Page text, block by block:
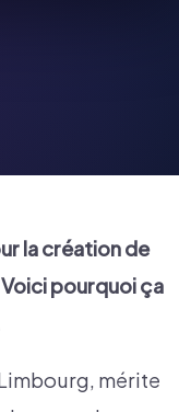
la création de
pourquoi ça
mérite